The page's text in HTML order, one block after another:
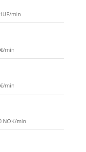
min
min
min
NOK/min